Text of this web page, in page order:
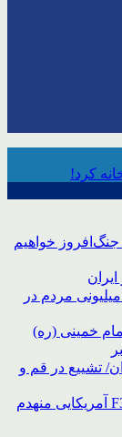
کرد!
خواهیم
مردم در
خمینی (ره)
13 تیر در تهران/ تشییع در قم و
محل استقرار جنگنده های F35، F15، F16 آمریکایی منهدم